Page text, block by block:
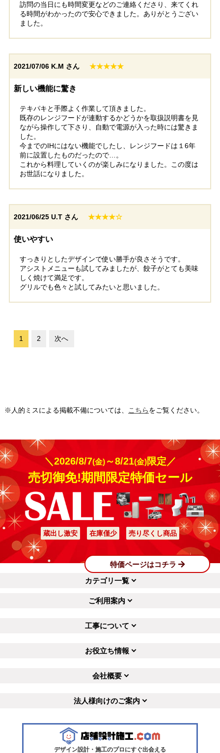
訪問の当日にも時間変更などのご連絡くださり、来てくれ
る時間がわかったので安心できました。ありがとうござい
ました。
2021/07/06 K.M さん ★★★★★
新しい機能に驚き
テキパキと手際よく作業して頂きました。
既存のレンジフードが連動するかどうかを取扱説明書を見
ながら操作して下さり、自動で電源が入った時には驚きま
した。
今までのIHにはない機能でしたし、レンジフードは１6年
前に設置したものだったので…。
これから料理していくのが楽しみになりました。この度は
お世話になりました。
2021/06/25 U.T さん ★★★★☆
使いやすい
すっきりとしたデザインで使い勝手が良さそうです。
アシストメニューも試してみましたが、餃子がとても美味
しく焼けて満足です。
グリルでも色々と試してみたいと思いました。
1 2 次へ
※人的ミスによる掲載不備については、 こちらをご覧ください。
＼2026/8/7(金)～8/21(金)限定／
売切御免!期間限定特価セール
蔵出し激安 在庫僅少 売り尽くし商品
特価ページはコチラ
カテゴリ一覧
ご利用案内
工事について
お役立ち情報
会社概要
法人様向けのご案内
デザイン設計・施工のプロにすぐ出会える